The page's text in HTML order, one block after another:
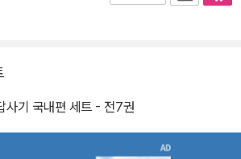
사기 국내편 세트 - 전7권